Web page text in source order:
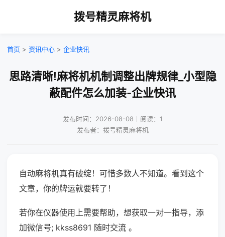
拨号精灵麻将机
首页 > 资讯中心 > 企业快讯
思路清晰!麻将机机制调整出牌规律_小型隐
蔽配件怎么加装-企业快讯
发布时间：2026-08-08｜阅读：1
发布者：拨号精灵麻将机
自动麻将机真有破绽！可惜多数人不知道。看到这个
文章，你的牌运就要转了！
若你在仪器使用上需要帮助，想获取一对一指导，添
加微信号; kkss8691 随时交流 。